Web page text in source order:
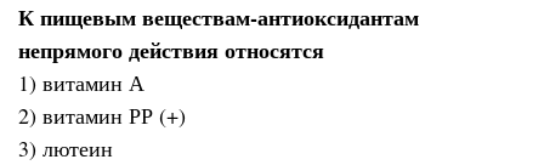
К пищевым веществам-антиоксидантам
непрямого действия относятся
1) витамин А
2) витамин РР (+)
3) лютеин